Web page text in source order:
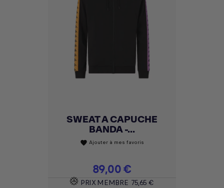
SWEAT A CAPUCHE
BANDA -...
favorite Ajouter à mes favoris
Prix
89,00 €
PRIX MEMBRE 75,65 €